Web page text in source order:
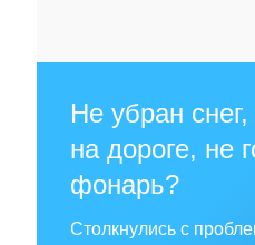
Не убран
на дороге, не
фонарь?
Столкнулись с